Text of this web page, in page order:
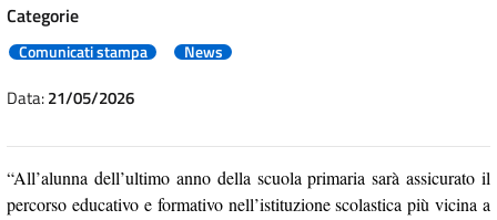
Categorie
Comunicati stampa News
Data:21/05/2026
“All’alunna dell’ultimo anno della scuola primaria sarà assicurato il
percorso educativo e formativo nell’istituzione scolastica più vicina a